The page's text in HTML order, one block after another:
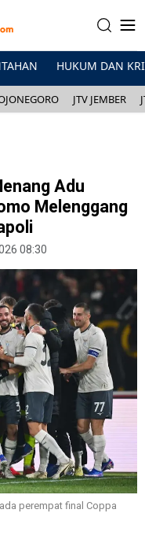
HUKUM DAN
JTV JEMBER
Adu
Melenggang
08:30
perempat final Coppa